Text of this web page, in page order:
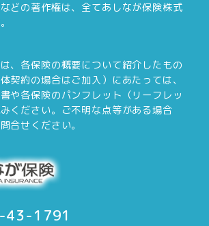
どの著作権は、全てあしなが保険株式
、各保険の概要について紹介したもの
契約の場合はご加入）にあたっては、
や各保険のパンフレット（リーフレッ
ください。ご不明な点等がある場合
合せください。
43-1791